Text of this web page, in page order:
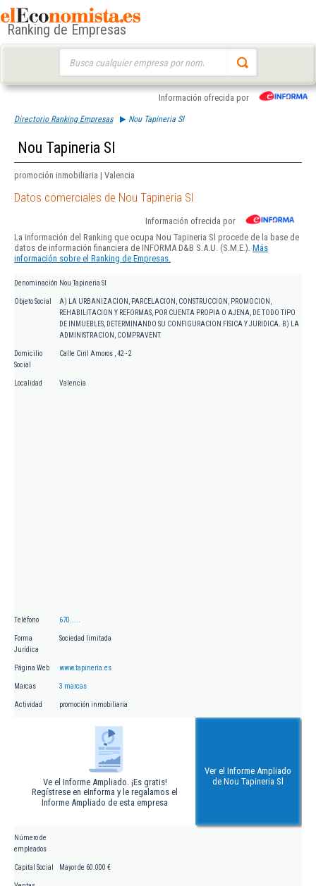
Ranking de Empresas
Información ofrecida por
Directorio Ranking Empresas Nou Tapineria Sl
Nou Tapineria Sl
promoción inmobiliaria | Valencia
Datos comerciales de Nou Tapineria Sl
Información ofrecida por
La información del Ranking que ocupa Nou Tapineria Sl procede de la base de
datos de información financiera de INFORMA D&B S.A.U. (S.M.E.). Más
información sobre el Ranking de Empresas.
Denominación Nou Tapineria Sl
Objeto Social
A) LA URBANIZACION, PARCELACION, CONSTRUCCION, PROMOCION,
REHABILITACION Y REFORMAS, POR CUENTA PROPIA O AJENA, DE TODO TIPO
DE INMUEBLES, DETERMINANDO SU CONFIGURACION FISICA Y JURIDICA. B) LA
ADMINISTRACION, COMPRAVENT
Domicilio
Social
Calle Ciril Amoros , 42 - 2
Localidad Valencia
Teléfono 670.....
Forma
Jurídica
Sociedad limitada
Página Web www.tapineria.es
Marcas 3 marcas
Actividad promoción inmobiliaria
Ve el Informe Ampliado. ¡Es gratis!
Regístrese en eInforma y le regalamos el
Informe Ampliado de esta empresa
Ver el Informe Ampliado
de Nou Tapineria Sl
Número de
empleados
Capital Social Mayor de 60.000 €